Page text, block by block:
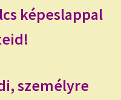
képeslappal
személyre